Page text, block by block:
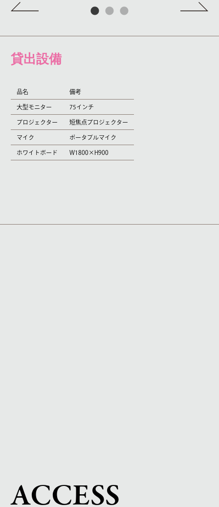
貸出設備
品名 備考
大型モニター 75インチ
プロジェクター 短焦点プロジェクター
マイク ポータブルマイク
ホワイトボード W1800×H900
ACCESS